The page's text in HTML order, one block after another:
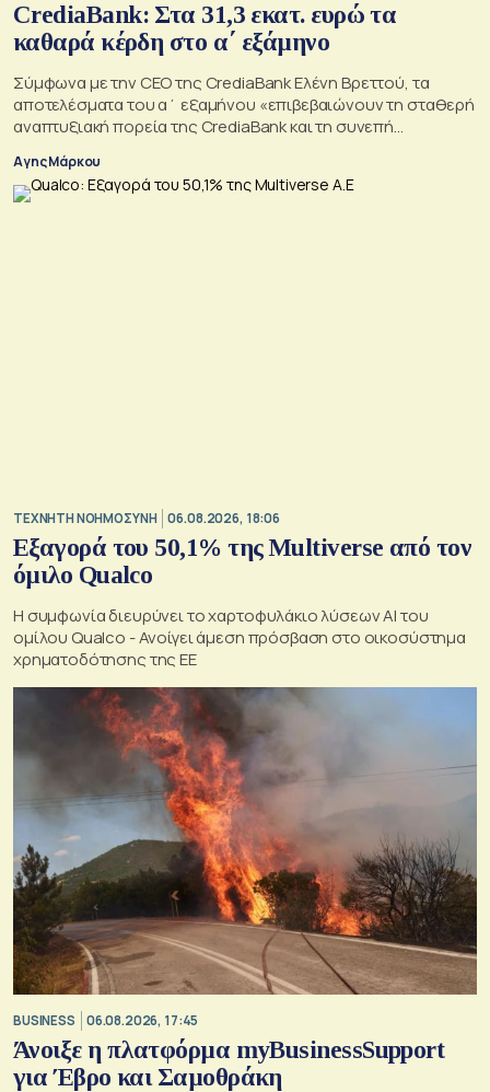
CrediaBank: Στα 31,3 εκατ. ευρώ τα
καθαρά κέρδη στο α΄ εξάμηνο
Σύμφωνα με την CEO της CrediaBank Ελένη Βρεττού, τα
αποτελέσματα του α΄ εξαμήνου «επιβεβαιώνουν τη σταθερή
αναπτυξιακή πορεία της CrediaBank και τη συνεπή
Αγης Μάρκου
TΕΧΝΗΤΗ ΝΟΗΜΟΣΥΝΗ 06.08.2026, 18:06
Εξαγορά του 50,1% της Multiverse από τον
όμιλο Qualco
Η συμφωνία διευρύνει το χαρτοφυλάκιο λύσεων ΑΙ του
ομίλου Qualco - Ανοίγει άμεση πρόσβαση στο οικοσύστημα
χρηματοδότησης της ΕΕ
BUSINESS 06.08.2026, 17:45
Άνοιξε η πλατφόρμα myBusinessSupport
για Έβρο και Σαμοθράκη